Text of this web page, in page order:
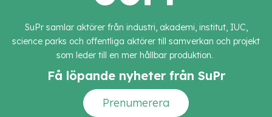
SuPr samlar aktörer från industri, akademi, institut, IUC,
science parks och offentliga aktörer till samverkan och projekt
som leder till en mer hållbar produktion.
Få löpande nyheter från SuPr
Prenumerera